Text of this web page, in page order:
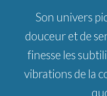
Son univers
douceur et de
finesse les
vibrations de la